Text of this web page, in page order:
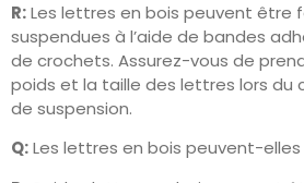
R:Les lettres en bois peuvent être
suspendues à l’aide de bandes
de crochets. Assurez-vous de
poids et la taille des lettres lors du
de suspension.
Q:Les lettres en bois peuvent-